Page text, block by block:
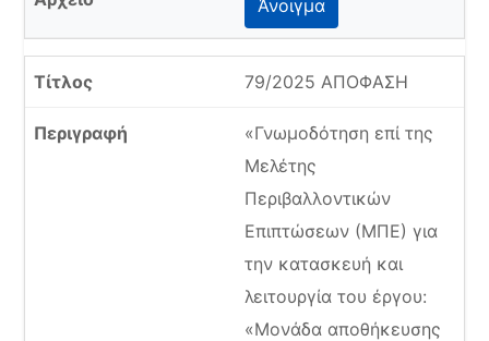
Άνοιγμα
79/2025 ΑΠΟΦΑΣΗ
«Γνωμοδότηση επί της
Μελέτης
Περιβαλλοντικών
Επιπτώσεων (ΜΠΕ) για
την κατασκευή και
λειτουργία του έργου:
«Μονάδα αποθήκευσης